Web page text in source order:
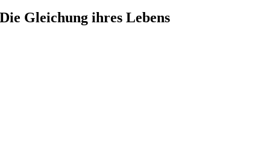
Die Gleichung ihres Lebens